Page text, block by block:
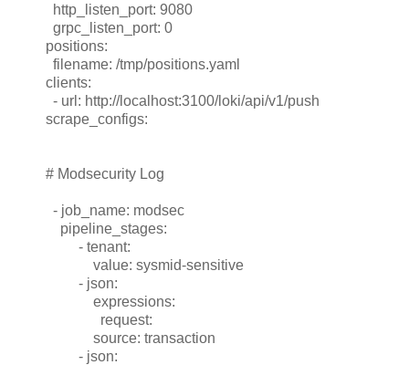
http_listen_port: 9080
grpc_listen_port: 0
positions:
filename: /tmp/positions.yaml
clients:
- url: http://localhost:3100/loki/api/v1/push
scrape_configs:
# Modsecurity Log
- job_name: modsec
pipeline_stages:
- tenant:
value: sysmid-sensitive
- json:
expressions:
request:
source: transaction
- json: